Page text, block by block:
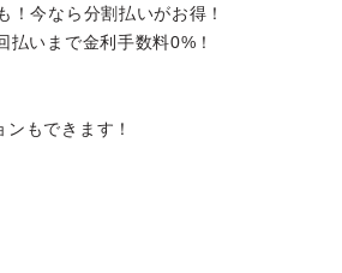
！今なら分割払いがお得！
いまで金利手数料0%！
もできます！